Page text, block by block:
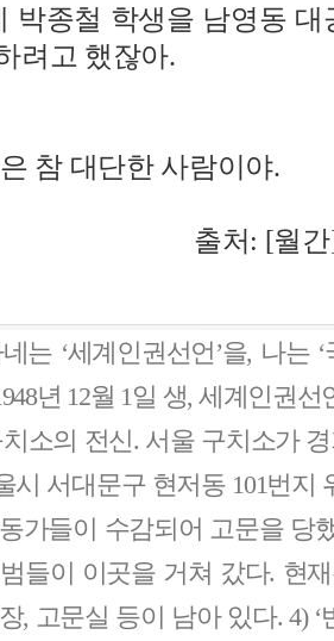
박종철 학생을 남영동
려고 했잖아.
참 대단한 사람이야.
출처: [월
는 ‘세계인권선언’을, 나는
년 12월 1일 생, 세계인권선
소의 전신. 서울 구치소가
시 서대문구 현저동 101번지
가들이 수감되어 고문을 당
들이 이곳을 거쳐 갔다. 현
, 고문실 등이 남아 있다. 4) ‘